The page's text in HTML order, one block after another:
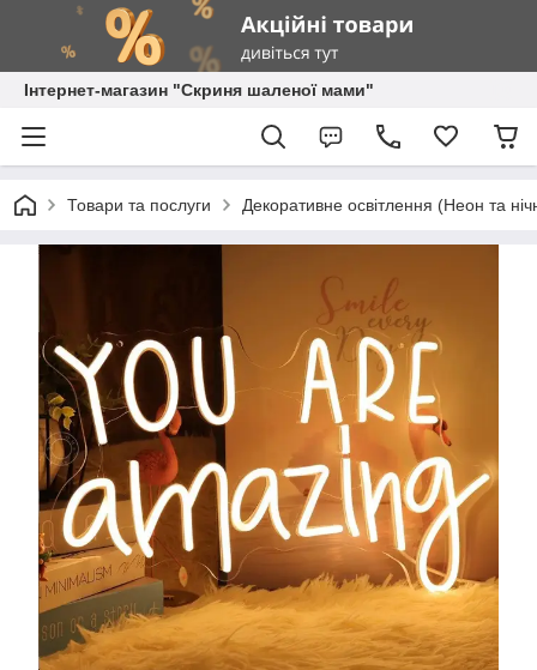
Інтернет-магазин "Скриня шаленої мами"
Товари та послуги Декоративне освітлення (Неон та